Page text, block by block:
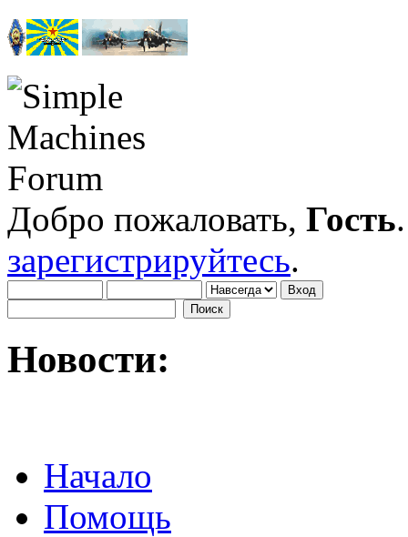
Добро пожаловать, Гость
зарегистрируйтесь.
Новости:
Начало
Помощь